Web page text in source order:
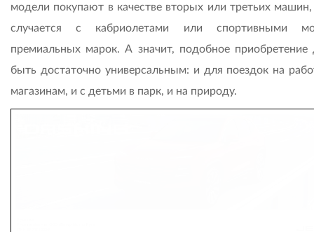
модели покупают в качестве вторых или третьих машин,
случается с кабриолетами или спортивными
премиальных марок. А значит, подобное
быть достаточно универсальным: и для поездок на
магазинам, и с детьми в парк, и на природу.